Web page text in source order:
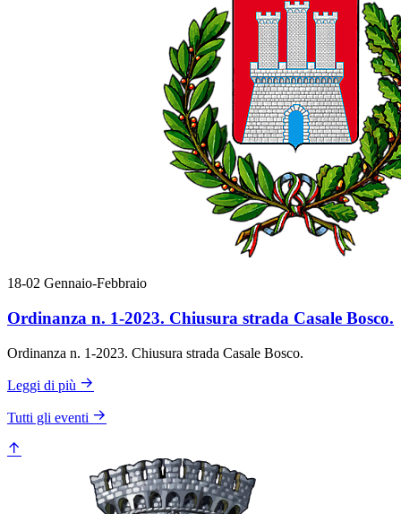
18-02 Gennaio-Febbraio
Ordinanza n. 1-2023. Chiusura strada Casale Bosco.
Ordinanza n. 1-2023. Chiusura strada Casale Bosco.
Leggi di più
Tutti gli eventi